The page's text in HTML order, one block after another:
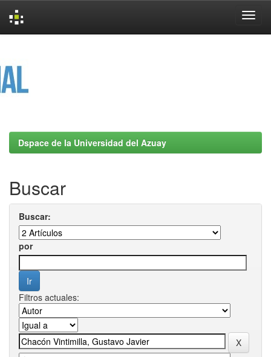
Dspace de la Universidad del Azuay
Buscar
Buscar:
por
Filtros actuales: